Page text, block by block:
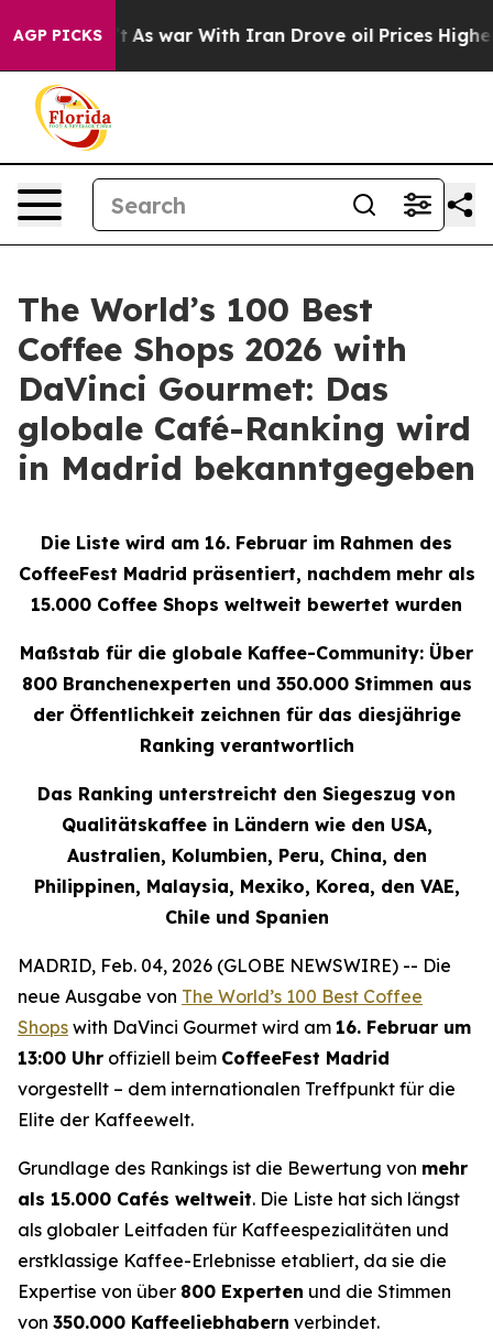
AGP PICKSAs war With Iran Drove oil Prices Higher,
The World’s 100 Best
Coffee Shops 2026 with
DaVinci Gourmet: Das
globale Café-Ranking wird
in Madrid bekanntgegeben
Die Liste wird am 16. Februar im Rahmen des
CoffeeFest Madrid präsentiert, nachdem mehr als
15.000 Coffee Shops weltweit bewertet wurden
Maßstab für die globale Kaffee-Community: Über
800 Branchenexperten und 350.000 Stimmen aus
der Öffentlichkeit zeichnen für das diesjährige
Ranking verantwortlich
Das Ranking unterstreicht den Siegeszug von
Qualitätskaffee in Ländern wie den USA,
Australien, Kolumbien, Peru, China, den
Philippinen, Malaysia, Mexiko, Korea, den VAE,
Chile und Spanien
MADRID, Feb. 04, 2026 (GLOBE NEWSWIRE) -- Die
neue Ausgabe von The World’s 100 Best Coffee
Shops with DaVinci Gourmet wird am 16. Februar um
13:00 Uhr offiziell beim CoffeeFest Madrid
vorgestellt – dem internationalen Treffpunkt für die
Elite der Kaffeewelt.
Grundlage des Rankings ist die Bewertung von mehr
als 15.000 Cafés weltweit. Die Liste hat sich längst
als globaler Leitfaden für Kaffeespezialitäten und
erstklassige Kaffee-Erlebnisse etabliert, da sie die
Expertise von über 800 Experten und die Stimmen
von 350.000 Kaffeeliebhabern verbindet.